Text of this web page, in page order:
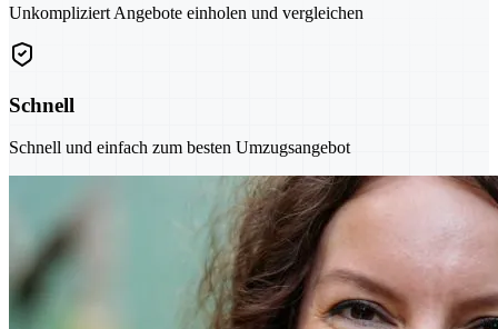
Unkompliziert Angebote einholen und vergleichen
Schnell
Schnell und einfach zum besten Umzugsangebot